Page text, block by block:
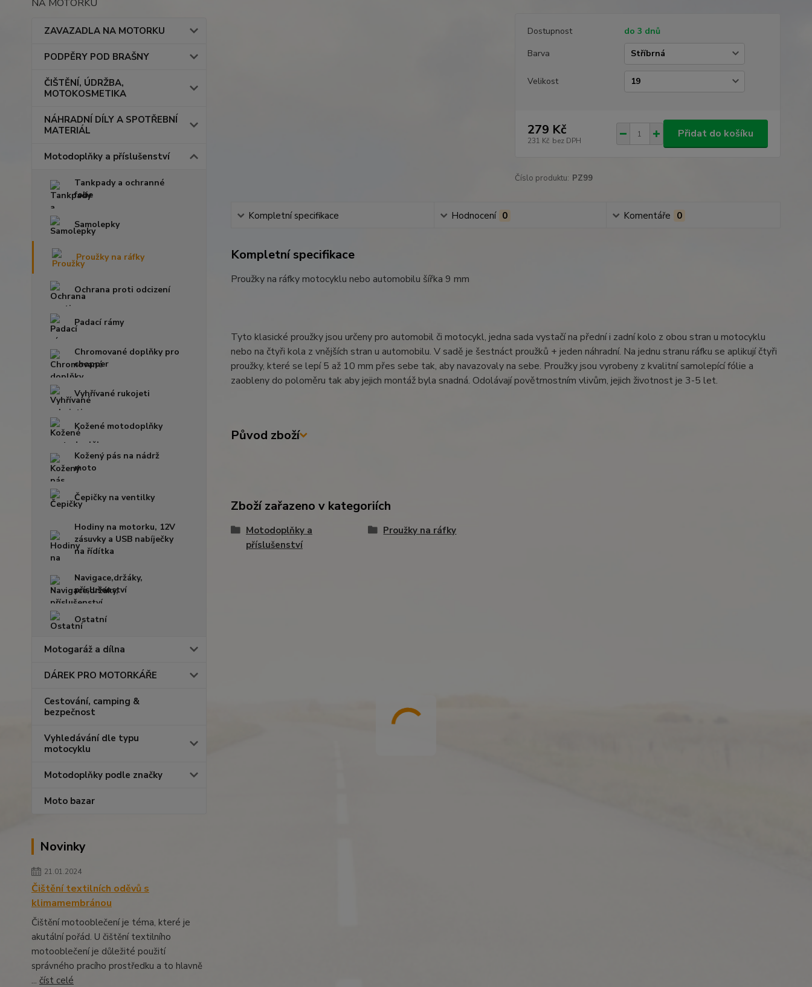
NA MOTORKU
ZAVAZADLA NA MOTORKU
PODPĚRY POD BRAŠNY
ČIŠTĚNÍ, ÚDRŽBA,
MOTOKOSMETIKA
NÁHRADNÍ DÍLY A SPOTŘEBNÍ
MATERIÁL
Motodoplňky a příslušenství
Tankpady a ochranné
folie
Samolepky
Proužky na ráfky
Ochrana proti odcizení
Padací rámy
Chromované doplňky pro
chopper
Vyhřívané rukojeti
Kožené motodoplňky
Kožený pás na nádrž
moto
Čepičky na ventilky
Hodiny na motorku, 12V
zásuvky a USB nabíječky
na řídítka
Navigace,držáky,
příslušenství
Ostatní
Motogaráž a dílna
DÁREK PRO MOTORKÁŘE
Cestování, camping &
bezpečnost
Vyhledávání dle typu
motocyklu
Motodoplňky podle značky
Moto bazar
Novinky
21.01.2024
Čištění textilních oděvů s
klimamembránou
Čištění motooblečení je téma, které je
akutální pořád. U čištění textilního
motooblečení je důležité použití
správného pracího prostředku a to hlavně
... číst celé
Dostupnost
do 3 dnů
Barva
Velikost
279 Kč
231 Kč bez DPH
Přidat do košíku
Číslo produktu: PZ99
Kompletní specifikace Hodnocení 0 Komentáře 0
Kompletní specifikace
Proužky na ráfky motocyklu nebo automobilu šířka 9 mm
Tyto klasické proužky jsou určeny pro automobil či motocykl, jedna sada vystačí na přední i zadní kolo z obou stran u motocyklu
nebo na čtyři kola z vnějších stran u automobilu. V sadě je šestnáct proužků + jeden náhradní. Na jednu stranu ráfku se aplikují čtyři
proužky, které se lepí 5 až 10 mm přes sebe tak, aby navazovaly na sebe. Proužky jsou vyrobeny z kvalitní samolepící fólie a
zaobleny do poloměru tak aby jejich montáž byla snadná. Odolávají povětrnostním vlivům, jejich životnost je 3-5 let.
Původ zboží
Zboží zařazeno v kategoriích
Motodoplňky a
příslušenství
Proužky na ráfky